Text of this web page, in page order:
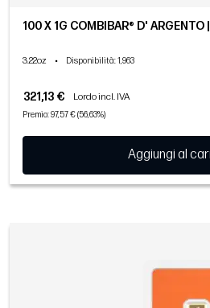
100 X 1G COMBIBAR® D' ARGENTO
3.22oz • Disponibilità: 1,963
321,13 € Lordo incl. IVA
Premio: 97,57 € (56,63%)
Aggiungi al